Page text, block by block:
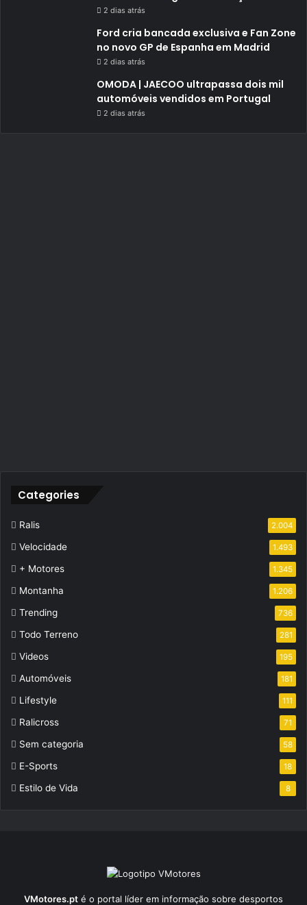
2 dias atrás
Ford cria bancada exclusiva e Fan Zone
no novo GP de Espanha em Madrid
2 dias atrás
OMODA | JAECOO ultrapassa dois mil
automóveis vendidos em Portugal
2 dias atrás
Categories
Ralis 2.004
Velocidade 1.493
+ Motores 1.345
Montanha 1.206
Trending 736
Todo Terreno 281
Videos 195
Automóveis 181
Lifestyle 111
Ralicross 71
Sem categoria 58
E-Sports 18
Estilo de Vida 8
VMotores.pt é o portal líder em informação sobre desportos